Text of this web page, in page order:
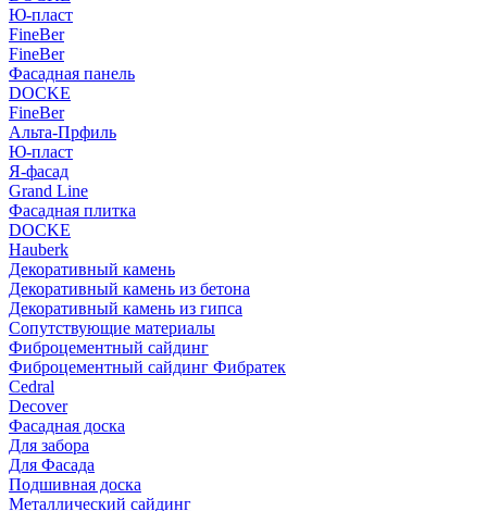
Ю-пласт
FineBer
FineBer
Фасадная панель
DOCKE
FineBer
Альта-Прфиль
Ю-пласт
Я-фасад
Grand Line
Фасадная плитка
DOCKE
Hauberk
Декоративный камень
Декоративный камень из бетона
Декоративный камень из гипса
Сопутствующие материалы
Фиброцементный сайдинг
Фиброцементный сайдинг Фибратек
Cedral
Decover
Фасадная доска
Для забора
Для Фасада
Подшивная доска
Металлический сайдинг